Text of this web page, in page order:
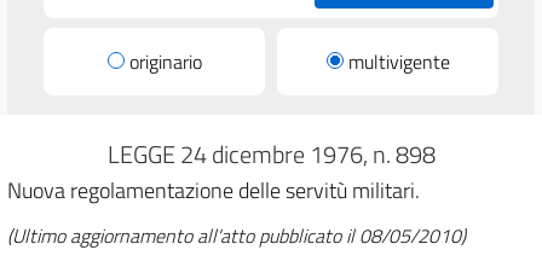
originario multivigente
LEGGE 24 dicembre 1976, n. 898
Nuova regolamentazione delle servitù militari.
(Ultimo aggiornamento all'atto pubblicato il 08/05/2010)